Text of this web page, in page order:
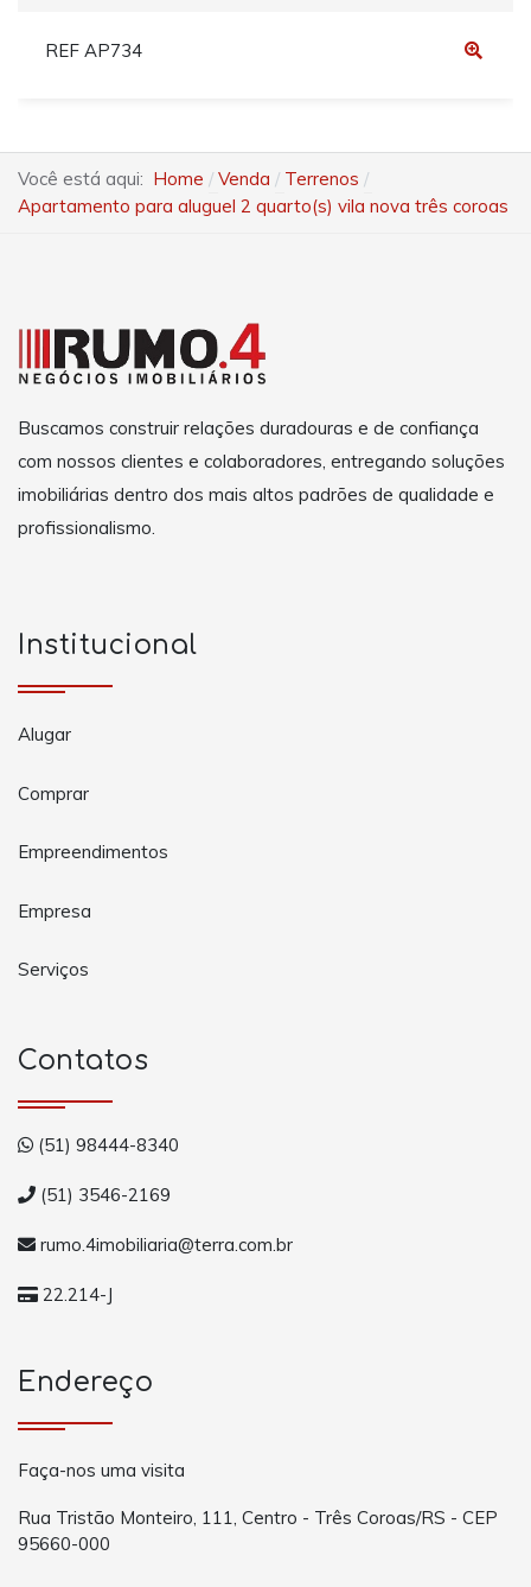
REF AP734
Você está aqui: Home Venda
Terrenos
Apartamento para aluguel 2 quarto(s) vila nova três coroas
Buscamos construir relações duradouras e de confiança
com nossos clientes e colaboradores, entregando soluções
imobiliárias dentro dos mais altos padrões de qualidade e
profissionalismo.
Institucional
Alugar
Comprar
Empreendimentos
Empresa
Serviços
Contatos
(51) 98444-8340
(51) 3546-2169
rumo.4imobiliaria@terra.com.br
22.214-J
Endereço
Faça-nos uma visita
Rua Tristão Monteiro, 111, Centro - Três Coroas/RS - CEP
95660-000